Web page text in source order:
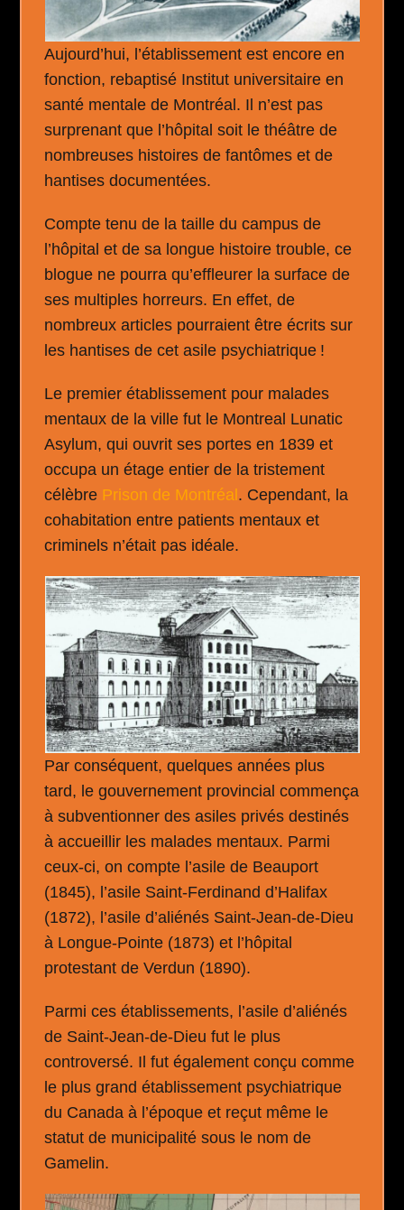
Aujourd’hui, l’établissement est encore en
fonction, rebaptisé Institut universitaire en
santé mentale de Montréal. Il n’est pas
surprenant que l’hôpital soit le théâtre de
nombreuses histoires de fantômes et de
hantises documentées.
Compte tenu de la taille du campus de
l’hôpital et de sa longue histoire trouble, ce
blogue ne pourra qu’effleurer la surface de
ses multiples horreurs. En effet, de
nombreux articles pourraient être écrits sur
les hantises de cet asile psychiatrique !
Le premier établissement pour malades
mentaux de la ville fut le Montreal Lunatic
Asylum, qui ouvrit ses portes en 1839 et
occupa un étage entier de la tristement
célèbre Prison de Montréal . Cependant, la
cohabitation entre patients mentaux et
criminels n’était pas idéale.
Par conséquent, quelques années plus
tard, le gouvernement provincial commença
à subventionner des asiles privés destinés
à accueillir les malades mentaux. Parmi
ceux-ci, on compte l’asile de Beauport
(1845), l’asile Saint-Ferdinand d’Halifax
(1872), l’asile d’aliénés Saint-Jean-de-Dieu
à Longue-Pointe (1873) et l’hôpital
protestant de Verdun (1890).
Parmi ces établissements, l’asile d’aliénés
de Saint-Jean-de-Dieu fut le plus
controversé. Il fut également conçu comme
le plus grand établissement psychiatrique
du Canada à l’époque et reçut même le
statut de municipalité sous le nom de
Gamelin.